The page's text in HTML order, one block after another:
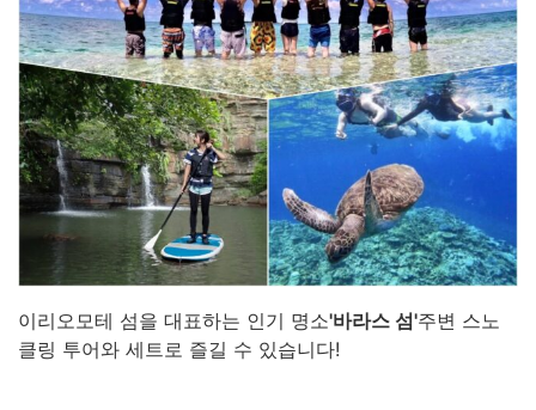
이리오모테 섬을 대표하는 인기 명소'바라스 섬'주변 스노
클링 투어와 세트로 즐길 수 있습니다!